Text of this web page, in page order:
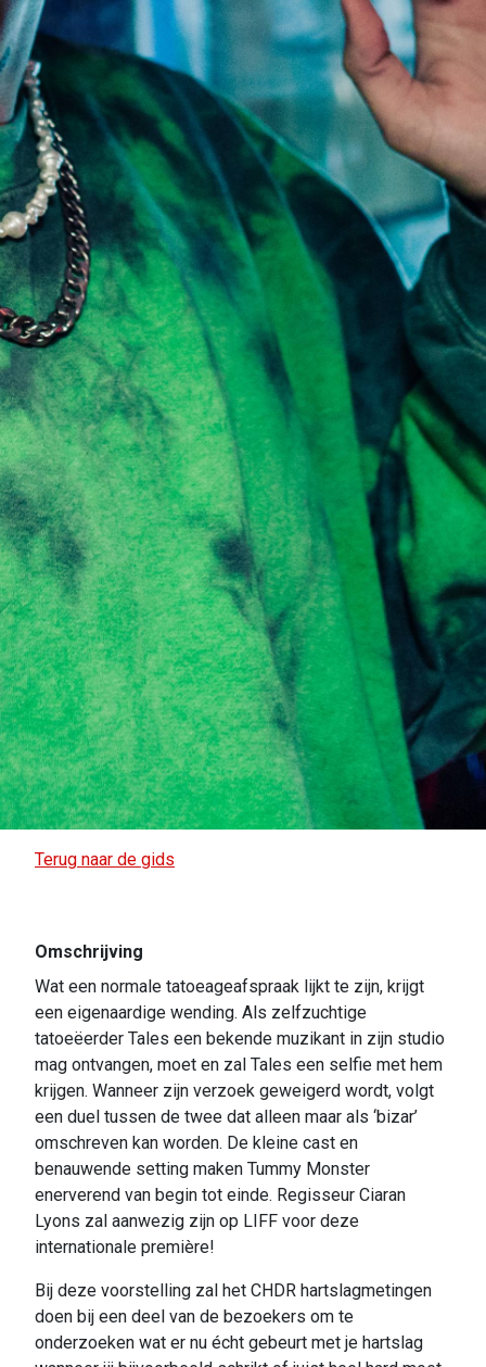
Terug naar de gids
Omschrijving
Wat een normale tatoeageafspraak lijkt te zijn, krijgt
een eigenaardige wending. Als zelfzuchtige
tatoeëerder Tales een bekende muzikant in zijn studio
mag ontvangen, moet en zal Tales een selfie met hem
krijgen. Wanneer zijn verzoek geweigerd wordt, volgt
een duel tussen de twee dat alleen maar als ‘bizar’
omschreven kan worden. De kleine cast en
benauwende setting maken Tummy Monster
enerverend van begin tot einde. Regisseur Ciaran
Lyons zal aanwezig zijn op LIFF voor deze
internationale première!
Bij deze voorstelling zal het CHDR hartslagmetingen
doen bij een deel van de bezoekers om te
onderzoeken wat er nu écht gebeurt met je hartslag